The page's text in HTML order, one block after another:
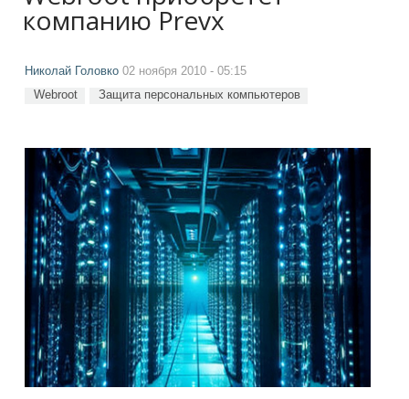
компанию Prevx
Николай Головко 02 ноября 2010 - 05:15
Webroot Защита персональных компьютеров